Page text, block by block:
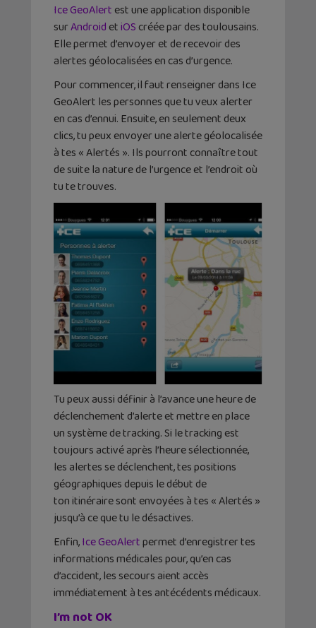
Ice GeoAlert est une application disponible
surAndroid etiOS créée par des toulousains.
Elle permet d’envoyer et de recevoir des
alertes géolocalisées en cas d’urgence.
Pour commencer, il faut renseigner dans Ice
GeoAlert les personnes que tu veux alerter
en cas d’ennui. Ensuite, en seulement deux
clics, tu peux envoyer une alerte géolocalisée
à tes « Alertés ». Ils pourront connaître tout
de suite la nature de l’urgence et l’endroit où
tu te trouves.
Tu peux aussi définir à l’avance une heure de
déclenchement d’alerte et mettre en place
un système de tracking. Si le tracking est
toujours activé après l’heure sélectionnée,
les alertes se déclenchent, tes positions
géographiques depuis le début de
ton itinéraire sont envoyées à tes « Alertés »
jusqu’à ce que tu le désactives.
Enfin,Ice GeoAlertpermet d’enregistrer tes
informations médicales pour, qu’en cas
d’accident, les secours aient accès
immédiatement à tes antécédents médicaux.
I’m not OK